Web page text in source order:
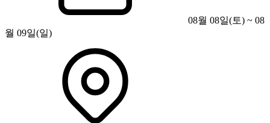
08월 08일(토) ~ 08
월 09일(일)